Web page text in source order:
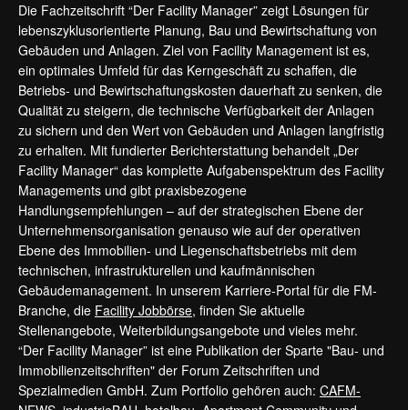
Die Fachzeitschrift “Der Facility Manager” zeigt Lösungen für
lebenszyklusorientierte Planung, Bau und Bewirtschaftung von
Gebäuden und Anlagen. Ziel von Facility Management ist es,
ein optimales Umfeld für das Kerngeschäft zu schaffen, die
Betriebs- und Bewirtschaftungskosten dauerhaft zu senken, die
Qualität zu steigern, die technische Verfügbarkeit der Anlagen
zu sichern und den Wert von Gebäuden und Anlagen langfristig
zu erhalten. Mit fundierter Berichterstattung behandelt „Der
Facility Manager“ das komplette Aufgabenspektrum des Facility
Managements und gibt praxisbezogene
Handlungsempfehlungen – auf der strategischen Ebene der
Unternehmensorganisation genauso wie auf der operativen
Ebene des Immobilien- und Liegenschaftsbetriebs mit dem
technischen, infrastrukturellen und kaufmännischen
Gebäudemanagement. In unserem Karriere-Portal für die FM-
Branche, die Facility Jobbörse, finden Sie aktuelle
Stellenangebote, Weiterbildungsangebote und vieles mehr.
“Der Facility Manager” ist eine Publikation der Sparte "Bau- und
Immobilienzeitschriften" der Forum Zeitschriften und
Spezialmedien GmbH. Zum Portfolio gehören auch: CAFM-